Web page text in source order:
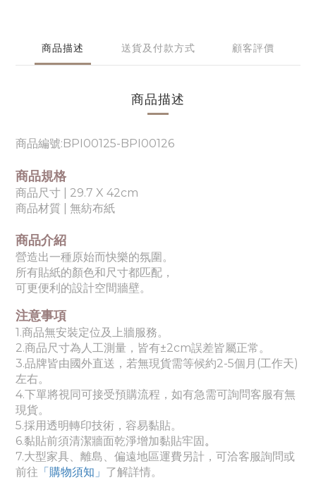
商品描述 送貨及付款方式 顧客評價
商品描述
商品編號:BPI00125-BPI00126
商品規格
商品尺寸 | 29.7 X 42cm
商品材質 | 無紡布紙
商品介紹
營造出一種原始而快樂的氛圍。
所有貼紙的顏色和尺寸都匹配，
可更便利的設計空間牆壁。
注意事項
1.商品無安裝定位及上牆服務。
2.商品尺寸為人工測量，皆有±2cm誤差皆屬正常。
3.品牌皆由國外直送，若無現貨需等候約2-5個月(工作天)
左右。
4.下單將視同可接受預購流程，如有急需可詢問客服有無
現貨。
5.採用透明轉印技術，容易黏貼。
6.黏貼前須清潔牆面乾淨增加黏貼牢固。
7.大型家具、離島、偏遠地區運費另計，可洽客服詢問或
前往 「購物須知」 了解詳情。